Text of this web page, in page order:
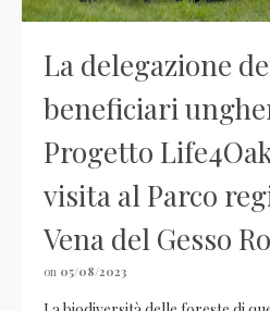
La delegazione
beneficiari
Progetto
visita al Parco
Vena del Gesso
on 05/08/2023